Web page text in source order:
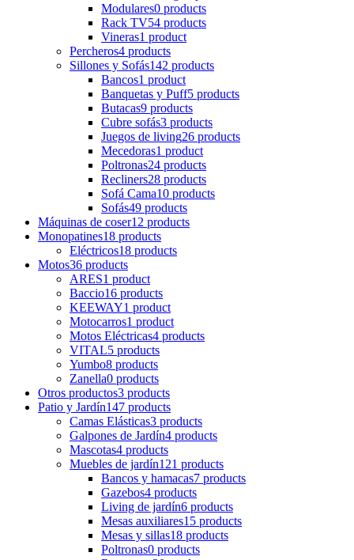
Modulares0 products
Rack TV54 products
Vineras1 product
Percheros4 products
Sillones y Sofás142 products
Bancos1 product
Banquetas y Puff5 products
Butacas9 products
Cubre sofás3 products
Juegos de living26 products
Mecedoras1 product
Poltronas24 products
Recliners28 products
Sofá Cama10 products
Sofás49 products
Máquinas de coser12 products
Monopatines18 products
Eléctricos18 products
Motos36 products
ARES1 product
Baccio16 products
KEEWAY1 product
Motocarros1 product
Motos Eléctricas4 products
VITAL5 products
Yumbo8 products
Zanella0 products
Otros productos3 products
Patio y Jardín147 products
Camas Elásticas3 products
Galpones de Jardín4 products
Mascotas4 products
Muebles de jardín121 products
Bancos y hamacas7 products
Gazebos4 products
Living de jardín6 products
Mesas auxiliares15 products
Mesas y sillas18 products
Poltronas0 products